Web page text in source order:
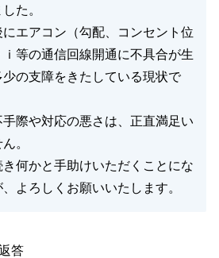
閉じる
た。
エアコン（勾配、コンセント位
等の通信回線開通に不具合が生
の支障をきたしている現状で
際や対応の悪さは、正直満足い
。
何かと手助けいただくことにな
よろしくお願いいたします。
答